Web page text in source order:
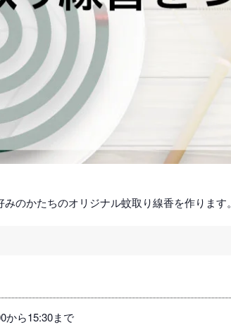
のかたちのオリジナル蚊取り線香を作ります。
ら15:30まで